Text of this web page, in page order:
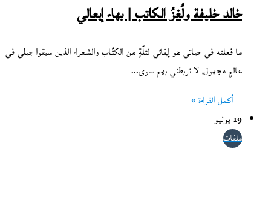
خالد خليفة ولُغزُ الكاتب | بهاء إيعالي
ما فعلته في حياتي هو إبقائي لثلّةٍ من الكتَّاب والشعراء الذين سبقوا جيلي في
عالمٍ مجهول، لا تربطني بهم سوى…
أكمل القراءة »
19 يونيو
ملفات